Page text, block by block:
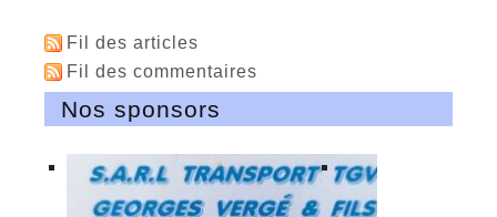
Fil des articles
Fil des commentaires
Nos sponsors